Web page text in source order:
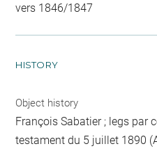
vers 1846/1847
HISTORY
Object history
François Sabatier ; legs par
testament du 5 juillet 1890